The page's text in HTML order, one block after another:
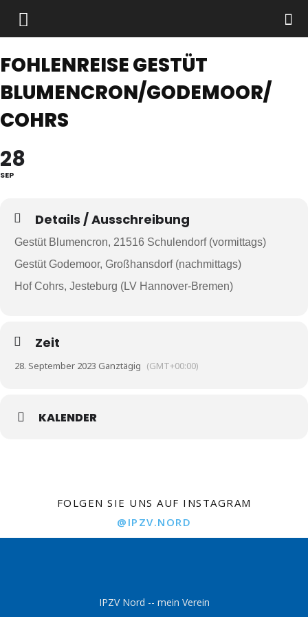
FOHLENREISE GESTÜT
BLUMENCRON/GODEMOOR/
COHRS
28
SEP
Details / Ausschreibung
Gestüt Blumencron, 21516 Schulendorf (vormittags)
Gestüt Godemoor, Großhansdorf (nachmittags)
Hof Cohrs, Jesteburg (LV Hannover-Bremen)
Zeit
28. September 2023 Ganztägig (GMT+00:00)
KALENDER
FOLGEN SIE UNS AUF INSTAGRAM
@IPZV.NORD
IPZV Nord -- mein Verein